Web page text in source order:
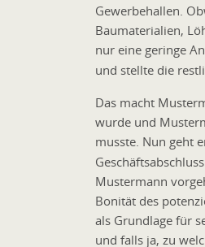
Gewerbehallen.
Baumaterialien,
nur eine geringe
und stellte die
Das macht
wurde und
musste. Nun geht
Mustermann
Bonität des
als Grundlage für
und falls ja, zu